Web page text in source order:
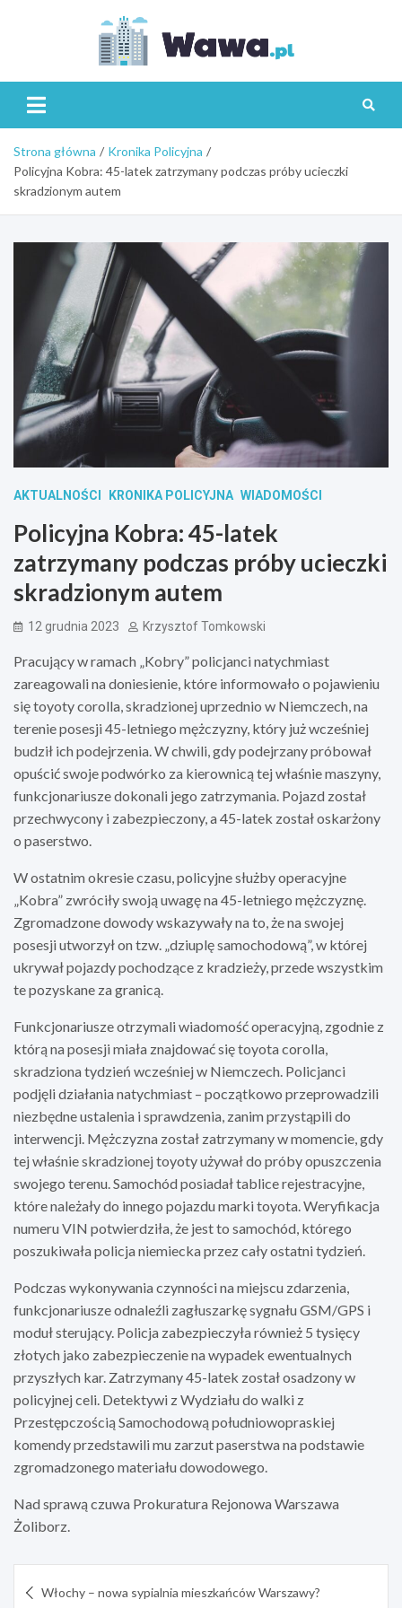
Strona główna
Kronika Policyjna
Policyjna Kobra: 45-latek zatrzymany podczas próby ucieczki
skradzionym autem
AKTUALNOŚCI KRONIKA POLICYJNA WIADOMOŚCI
Policyjna Kobra: 45-latek
zatrzymany podczas próby ucieczki
skradzionym autem
12 grudnia 2023 Krzysztof Tomkowski
Pracujący w ramach „Kobry” policjanci natychmiast
zareagowali na doniesienie, które informowało o pojawieniu
się toyoty corolla, skradzionej uprzednio w Niemczech, na
terenie posesji 45-letniego mężczyzny, który już wcześniej
budził ich podejrzenia. W chwili, gdy podejrzany próbował
opuścić swoje podwórko za kierownicą tej właśnie maszyny,
funkcjonariusze dokonali jego zatrzymania. Pojazd został
przechwycony i zabezpieczony, a 45-latek został oskarżony
o paserstwo.
W ostatnim okresie czasu, policyjne służby operacyjne
„Kobra” zwróciły swoją uwagę na 45-letniego mężczyznę.
Zgromadzone dowody wskazywały na to, że na swojej
posesji utworzył on tzw. „dziuplę samochodową”, w której
ukrywał pojazdy pochodzące z kradzieży, przede wszystkim
te pozyskane za granicą.
Funkcjonariusze otrzymali wiadomość operacyjną, zgodnie z
którą na posesji miała znajdować się toyota corolla,
skradziona tydzień wcześniej w Niemczech. Policjanci
podjęli działania natychmiast – początkowo przeprowadzili
niezbędne ustalenia i sprawdzenia, zanim przystąpili do
interwencji. Mężczyzna został zatrzymany w momencie, gdy
tej właśnie skradzionej toyoty używał do próby opuszczenia
swojego terenu. Samochód posiadał tablice rejestracyjne,
które należały do innego pojazdu marki toyota. Weryfikacja
numeru VIN potwierdziła, że jest to samochód, którego
poszukiwała policja niemiecka przez cały ostatni tydzień.
Podczas wykonywania czynności na miejscu zdarzenia,
funkcjonariusze odnaleźli zagłuszarkę sygnału GSM/GPS i
moduł sterujący. Policja zabezpieczyła również 5 tysięcy
złotych jako zabezpieczenie na wypadek ewentualnych
przyszłych kar. Zatrzymany 45-latek został osadzony w
policyjnej celi. Detektywi z Wydziału do walki z
Przestępczością Samochodową południowopraskiej
komendy przedstawili mu zarzut paserstwa na podstawie
zgromadzonego materiału dowodowego.
Nad sprawą czuwa Prokuratura Rejonowa Warszawa
Żoliborz.
Włochy – nowa sypialnia mieszkańców Warszawy?